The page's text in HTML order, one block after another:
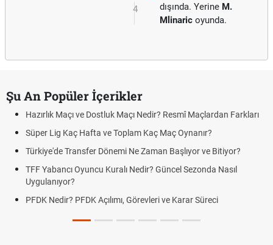
4
dışında. Yerine M.
Mlinaric oyunda.
Şu An Popüler İçerikler
Hazırlık Maçı ve Dostluk Maçı Nedir? Resmî Maçlardan Farkları
Süper Lig Kaç Hafta ve Toplam Kaç Maç Oynanır?
Türkiye'de Transfer Dönemi Ne Zaman Başlıyor ve Bitiyor?
TFF Yabancı Oyuncu Kuralı Nedir? Güncel Sezonda Nasıl
Uygulanıyor?
PFDK Nedir? PFDK Açılımı, Görevleri ve Karar Süreci